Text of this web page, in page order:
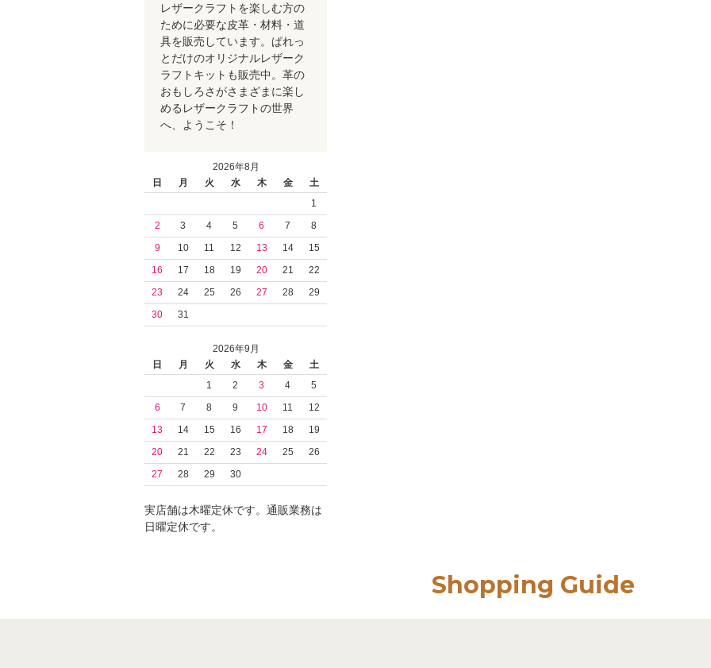
レザークラフトを楽しむ方の
ために必要な皮革・材料・道
具を販売しています。ぱれっ
とだけのオリジナルレザーク
ラフトキットも販売中。革の
おもしろさがさまざまに楽し
めるレザークラフトの世界
へ、ようこそ！
2026年8月
日
月 火 水 木 金
土
1
2
3 4 5 6 7
8
9
10 11 12 13 14
15
16
17 18 19 20 21
22
23
24 25 26 27 28
29
30
31
2026年9月
日
月 火 水 木 金
土
1
2 3 4
5
6
7 8 9 10 11
12
13
14 15 16 17 18
19
20
21 22 23 24 25
26
27
28 29 30
実店舗は木曜定休です。通販業務は
日曜定休です。
Shopping Guide